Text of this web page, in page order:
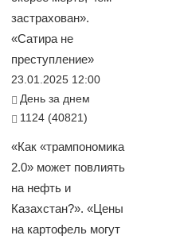
застрахован».
«Сатира не
преступление»
23.01.2025 12:00
День за днем
1124 (40821)
«Как «трампономика
2.0» может повлиять
на нефть и
Казахстан?». «Цены
на картофель могут